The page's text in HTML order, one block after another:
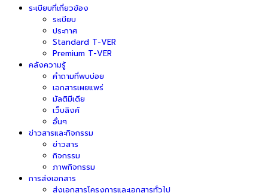
ระเบียบที่เกี่ยวข้อง
ระเบียบ
ประกาศ
Standard T-VER
Premium T-VER
คลังความรู้
คำถามที่พบบ่อย
เอกสารเผยแพร่
มัลติมีเดีย
เว็บลิงค์
อื่นๆ
ข่าวสารและกิจกรรม
ข่าวสาร
กิจกรรม
ภาพกิจกรรม
การส่งเอกสาร
ส่งเอกสารโครงการและเอกสารทั่วไป